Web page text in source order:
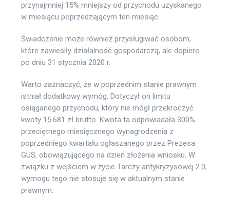
przynajmniej 15% mniejszy od przychodu uzyskanego
w miesiącu poprzedzającym ten miesiąc.
Świadczenie może również przysługiwać osobom,
które zawiesiły działalność gospodarczą, ale dopiero
po dniu 31 stycznia 2020 r.
Warto zaznaczyć, że w poprzednim stanie prawnym
istniał dodatkowy wymóg. Dotyczył on limitu
osiąganego przychodu, który nie mógł przekroczyć
kwoty 15.681 zł brutto. Kwota ta odpowiadała 300%
przeciętnego miesięcznego wynagrodzenia z
poprzedniego kwartału ogłaszanego przez Prezesa
GUS, obowiązującego na dzień złożenia wniosku. W
związku z wejściem w życie Tarczy antykryzysowej 2.0,
wymogu tego nie stosuje się w aktualnym stanie
prawnym.